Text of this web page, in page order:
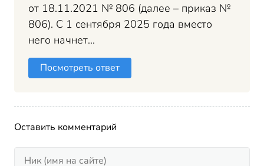
от 18.11.2021 № 806 (далее – приказ №
806). С 1 сентября 2025 года вместо
него начнет...
Посмотреть ответ
Оставить комментарий